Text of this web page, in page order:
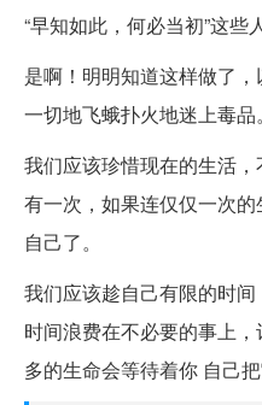
“早知如此，何必当初”这些
是啊！明明知道这样做了
一切地飞蛾扑火地迷上毒品。
我们应该珍惜现在的生活
有一次，如果连仅仅一次
自己了。
我们应该趁自己有限的时
时间浪费在不必要的事上
多的生命会等待着你 自己